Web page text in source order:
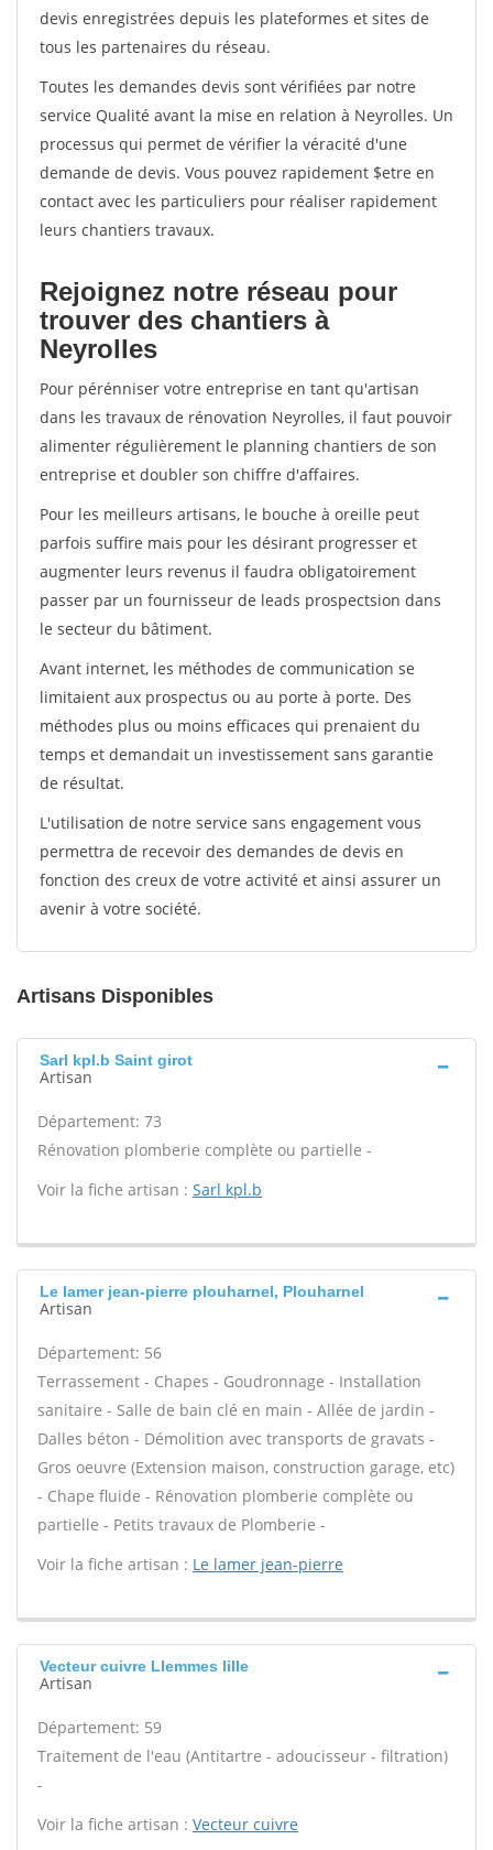
devis enregistrées depuis les plateformes et sites de
tous les partenaires du réseau.
Toutes les demandes devis sont vérifiées par notre
service Qualité avant la mise en relation à Neyrolles. Un
processus qui permet de vérifier la véracité d'une
demande de devis. Vous pouvez rapidement $etre en
contact avec les particuliers pour réaliser rapidement
leurs chantiers travaux.
Rejoignez notre réseau pour
trouver des chantiers à
Neyrolles
Pour pérénniser votre entreprise en tant qu'artisan
dans les travaux de rénovation Neyrolles, il faut pouvoir
alimenter régulièrement le planning chantiers de son
entreprise et doubler son chiffre d'affaires.
Pour les meilleurs artisans, le bouche à oreille peut
parfois suffire mais pour les désirant progresser et
augmenter leurs revenus il faudra obligatoirement
passer par un fournisseur de leads prospectsion dans
le secteur du bâtiment.
Avant internet, les méthodes de communication se
limitaient aux prospectus ou au porte à porte. Des
méthodes plus ou moins efficaces qui prenaient du
temps et demandait un investissement sans garantie
de résultat.
L'utilisation de notre service sans engagement vous
permettra de recevoir des demandes de devis en
fonction des creux de votre activité et ainsi assurer un
avenir à votre société.
Artisans Disponibles
Sarl kpl.b Saint girot
Artisan
Département: 73
Rénovation plomberie complète ou partielle -
Voir la fiche artisan : Sarl kpl.b
Le lamer jean-pierre plouharnel, Plouharnel
Artisan
Département: 56
Terrassement - Chapes - Goudronnage - Installation
sanitaire - Salle de bain clé en main - Allée de jardin -
Dalles béton - Démolition avec transports de gravats -
Gros oeuvre (Extension maison, construction garage, etc)
- Chape fluide - Rénovation plomberie complète ou
partielle - Petits travaux de Plomberie -
Voir la fiche artisan : Le lamer jean-pierre
Vecteur cuivre Llemmes lille
Artisan
Département: 59
Traitement de l'eau (Antitartre - adoucisseur - filtration)
-
Voir la fiche artisan : Vecteur cuivre